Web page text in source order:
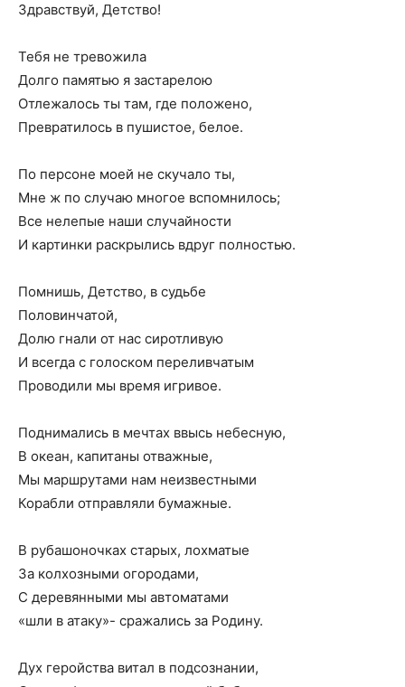
Здравствуй, Детство!
Тебя не тревожила
Долго памятью я застарелою
Отлежалось ты там, где положено,
Превратилось в пушистое, белое.
По персоне моей не скучало ты,
Мне ж по случаю многое вспомнилось;
Все нелепые наши случайности
И картинки раскрылись вдруг полностью.
Помнишь, Детство, в судьбе
Половинчатой,
Долю гнали от нас сиротливую
И всегда с голоском переливчатым
Проводили мы время игривое.
Поднимались в мечтах ввысь небесную,
В океан, капитаны отважные,
Мы маршрутами нам неизвестными
Корабли отправляли бумажные.
В рубашоночках старых, лохматые
За колхозными огородами,
С деревянными мы автоматами
«шли в атаку»- сражались за Родину.
Дух геройства витал в подсознании,